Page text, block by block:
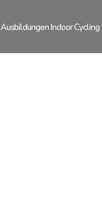
Ausbildungen Indoor Cycling